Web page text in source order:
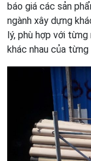
báo giá các sản
ngành xây dựng
lý, phù hợp với
khác nhau của từng